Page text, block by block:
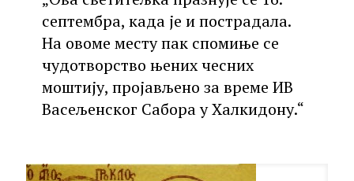
септембра, када је и пострадала.
На овоме месту пак спомиње се
чудотворство њених чесних
моштију, пројављено за време ИВ
Васељенског Сабора у Халкидону.“